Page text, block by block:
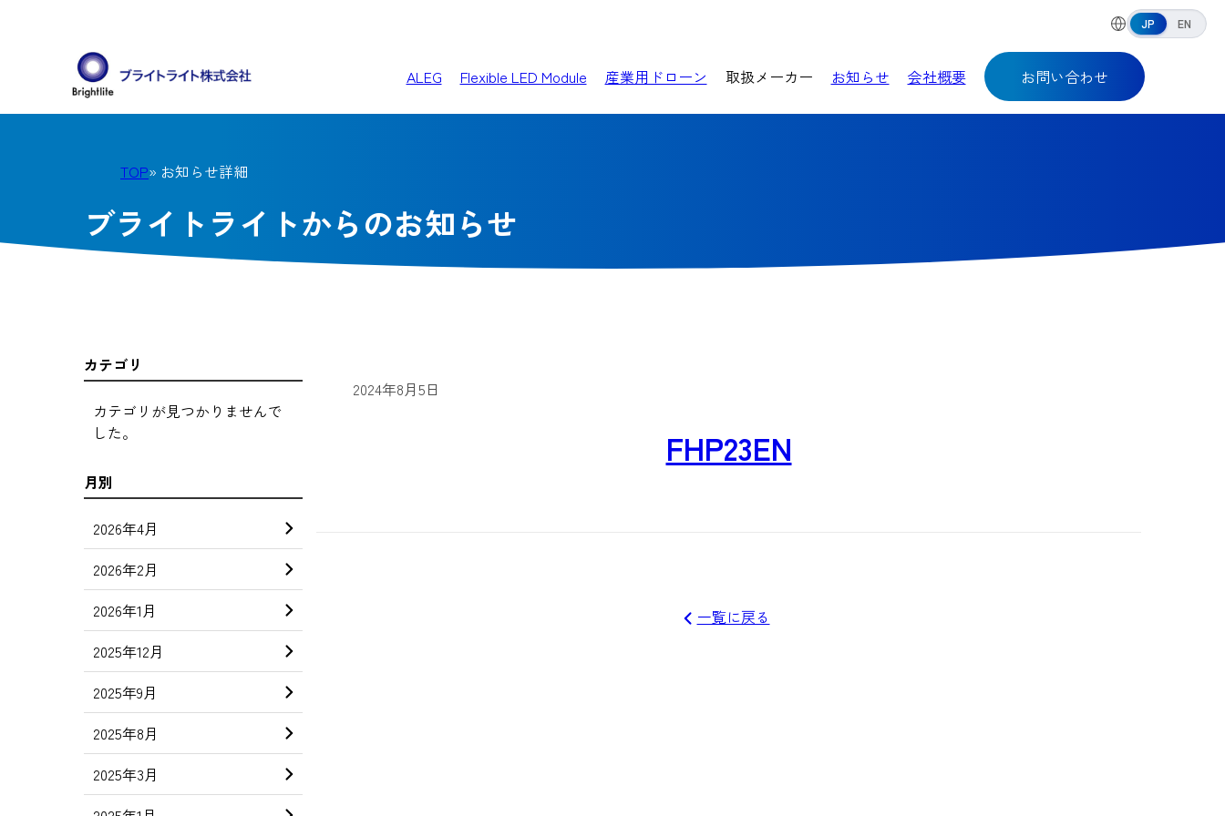
JP EN
ALEG Flexible LED Module 産業用ドローン 取扱メーカー お知らせ 会社概要 お問い合わせ
TOP» お知らせ詳細
ブライトライトからのお知らせ
2024年8月5日
FHP23EN
一覧に戻る
カテゴリ
カテゴリが見つかりませんで
した。
月別
2026年4月
2026年2月
2026年1月
2025年12月
2025年9月
2025年8月
2025年3月